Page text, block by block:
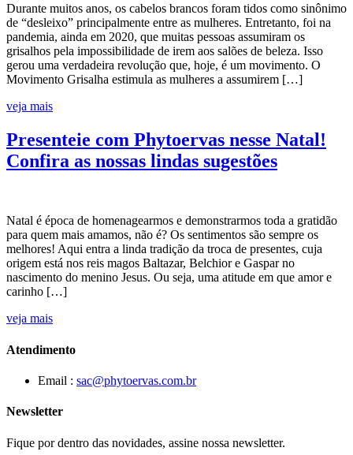
Durante muitos anos, os cabelos brancos foram tidos como sinônimo
de “desleixo” principalmente entre as mulheres. Entretanto, foi na
pandemia, ainda em 2020, que muitas pessoas assumiram os
grisalhos pela impossibilidade de irem aos salões de beleza. Isso
gerou uma verdadeira revolução que, hoje, é um movimento. O
Movimento Grisalha estimula as mulheres a assumirem […]
veja mais
Presenteie com Phytoervas nesse Natal!
Confira as nossas lindas sugestões
Natal é época de homenagearmos e demonstrarmos toda a gratidão
para quem mais amamos, não é? Os sentimentos são sempre os
melhores! Aqui entra a linda tradição da troca de presentes, cuja
origem está nos reis magos Baltazar, Belchior e Gaspar no
nascimento do menino Jesus. Ou seja, uma atitude em que amor e
carinho […]
veja mais
Atendimento
Email : sac@phytoervas.com.br
Newsletter
Fique por dentro das novidades, assine nossa newsletter.